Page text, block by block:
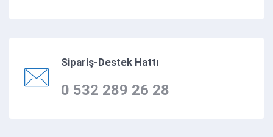
Sipariş-Destek Hattı
0 532 289 26 28